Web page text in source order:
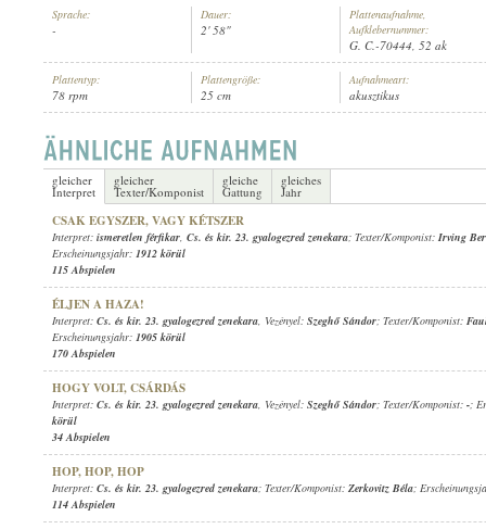
Sprache:
-
Dauer:
2' 58"
Plattenaufnahme,
Aufklebernummer:
G. C.-70444, 52 ak
Plattentyp:
78 rpm
Plattengröße:
25 cm
Aufnahmeart:
akusztikus
gleicher
Interpret
gleicher
Texter/Komponist
gleiche
Gattung
gleiches
Jahr
CSAK EGYSZER, VAGY KÉTSZER
Interpret: ismeretlen férfikar, Cs. és kir. 23. gyalogezred zenekara; Texter/Komponist: Irving
Erscheinungsjahr: 1912 körül
115 Abspielen
ÉLJEN A HAZA!
Interpret: Cs. és kir. 23. gyalogezred zenekara, Vezényel: Szeghő Sándor; Texter/Komponist:
Erscheinungsjahr: 1905 körül
170 Abspielen
HOGY VOLT, CSÁRDÁS
Interpret: Cs. és kir. 23. gyalogezred zenekara, Vezényel: Szeghő Sándor; Texter/Komponist: -;
körül
34 Abspielen
HOP, HOP, HOP
Interpret: Cs. és kir. 23. gyalogezred zenekara; Texter/Komponist: Zerkovitz Béla;
114 Abspielen